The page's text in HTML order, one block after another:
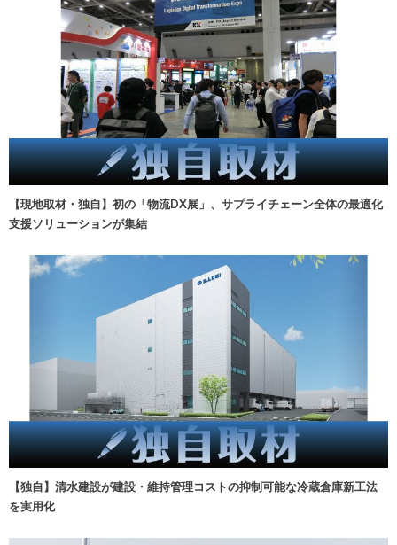
【現地取材・独自】初の「物流DX展」、サプライチェーン全体の最適化
支援ソリューションが集結
【独自】清水建設が建設・維持管理コストの抑制可能な冷蔵倉庫新工法
を実用化